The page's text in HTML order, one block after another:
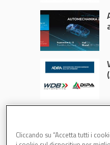
Cliccando su “Accetta tutti i